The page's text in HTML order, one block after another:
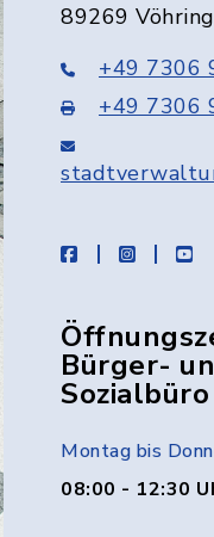
89269
+49 7306
+49 7306
facebookinstagram
Bürger-
Sozialbüro
Montag bis
08:00 - 12:30